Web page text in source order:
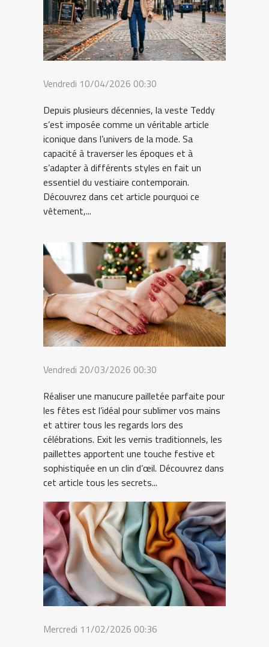
Vendredi 10/04/2026 00:30
Depuis plusieurs décennies, la veste Teddy
s’est imposée comme un véritable article
iconique dans l’univers de la mode. Sa
capacité à traverser les époques et à
s’adapter à différents styles en fait un
essentiel du vestiaire contemporain.
Découvrez dans cet article pourquoi ce
vêtement,...
Vendredi 20/03/2026 00:30
Réaliser une manucure pailletée parfaite pour
les fêtes est l’idéal pour sublimer vos mains
et attirer tous les regards lors des
célébrations. Exit les vernis traditionnels, les
paillettes apportent une touche festive et
sophistiquée en un clin d’œil. Découvrez dans
cet article tous les secrets...
Mercredi 11/02/2026 00:36